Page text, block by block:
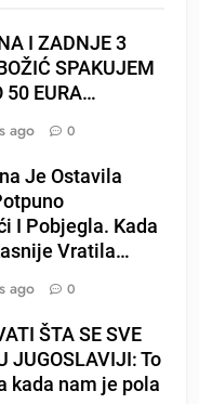
I ZADNJE 3
SPAKUJEM
50 EURA…
ago 0
Je Ostavila
I Pobjegla. Kada
Vratila…
ago 0
ŠTA SE SVE
JUGOSLAVIJI: To
kada nam je pola